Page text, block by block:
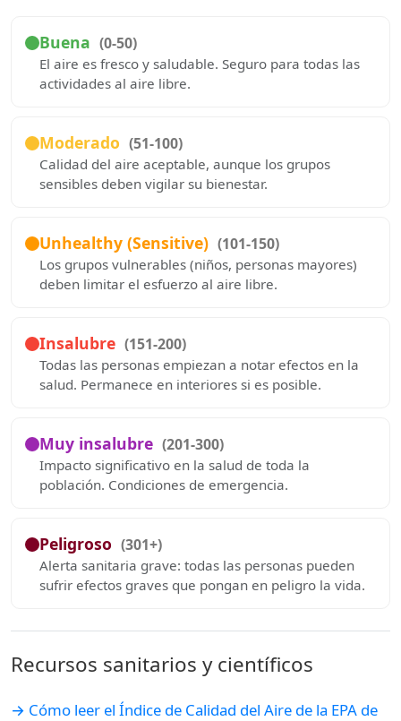
Buena (0-50)
El aire es fresco y saludable. Seguro para todas las
actividades al aire libre.
Moderado (51-100)
Calidad del aire aceptable, aunque los grupos
sensibles deben vigilar su bienestar.
Unhealthy (Sensitive) (101-150)
Los grupos vulnerables (niños, personas mayores)
deben limitar el esfuerzo al aire libre.
Insalubre (151-200)
Todas las personas empiezan a notar efectos en la
salud. Permanece en interiores si es posible.
Muy insalubre (201-300)
Impacto significativo en la salud de toda la
población. Condiciones de emergencia.
Peligroso (301+)
Alerta sanitaria grave: todas las personas pueden
sufrir efectos graves que pongan en peligro la vida.
Recursos sanitarios y científicos
→ Cómo leer el Índice de Calidad del Aire de la EPA de